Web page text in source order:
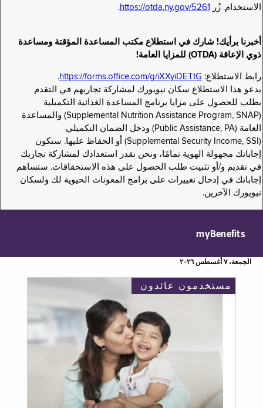
الاستخدام. زُر
https://otda.ny.gov/5261
.
أخبرنا برأيك! شارك في استطلاع مكتب المساعدة المؤقتة ومساعدة
ذوي الإعاقة (OTDA) للمزايا العامة!
رابط الاستطلاع: https://forms.office.com/g/iXXyiDETtG
.
يدعو هذا الاستطلاع سكان نيويورك لمشاركة تجاربهم في التقدم
بطلب للحصول على مزايا برنامج المساعدة الغذائية التكميلية
(Supplemental Nutrition Assistance Program, SNAP) والمساعدة
العامة (Public Assistance, PA) ودخل الضمان التكميلي
(Supplemental Security Income, SSI) أو الحفاظ عليها. ستكون
إجاباتك مجهولة الهوية تمامًا، ونحن نقدر استعدادك لمشاركة تجاربك
في تقديم و/أو تثبيت طلب الحصول على هذه الاستحقاقات. ستساهم
إجاباتك في إدخال تغييرات على برامج المعونات الحيوية لك ولسكان
نيويورك الآخرين.
myBenefits
الجمعة، ٧ أغسطس ٢٠٢٦
مستخدمون عائدون